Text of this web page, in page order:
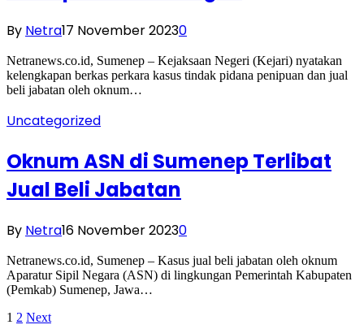
By Netra17 November 20230
Netranews.co.id, Sumenep – Kejaksaan Negeri (Kejari) nyatakan
kelengkapan berkas perkara kasus tindak pidana penipuan dan jual
beli jabatan oleh oknum…
Uncategorized
Oknum ASN di Sumenep Terlibat
Jual Beli Jabatan
By Netra16 November 20230
Netranews.co.id, Sumenep – Kasus jual beli jabatan oleh oknum
Aparatur Sipil Negara (ASN) di lingkungan Pemerintah Kabupaten
(Pemkab) Sumenep, Jawa…
1 2 Next